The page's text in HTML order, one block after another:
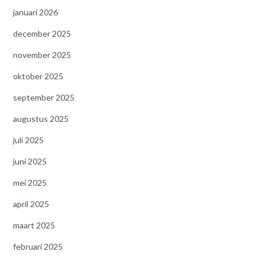
januari 2026
december 2025
november 2025
oktober 2025
september 2025
augustus 2025
juli 2025
juni 2025
mei 2025
april 2025
maart 2025
februari 2025